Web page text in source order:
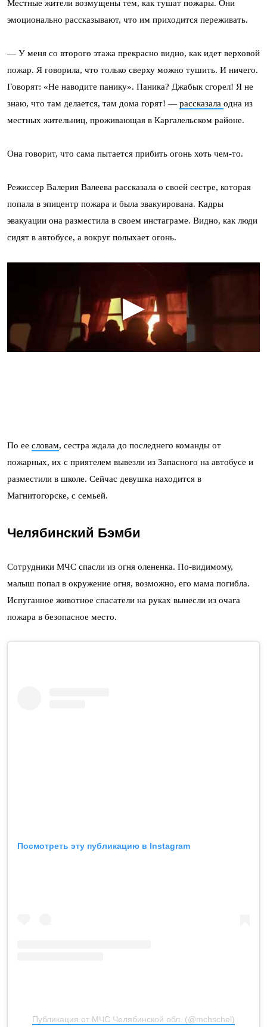
Местные жители возмущены тем, как тушат пожары. Они
эмоционально рассказывают, что им приходится переживать.
— У меня со второго этажа прекрасно видно, как идет верховой
пожар. Я говорила, что только сверху можно тушить. И ничего.
Говорят: «Не наводите панику». Паника? Джабык сгорел! Я не
знаю, что там делается, там дома горят! — рассказала одна из
местных жительниц, проживающая в Каргалельском районе.
Она говорит, что сама пытается прибить огонь хоть чем-то.
Режиссер Валерия Валеева рассказала о своей сестре, которая
попала в эпицентр пожара и была эвакуирована. Кадры
эвакуации она разместила в своем инстаграме. Видно, как люди
сидят в автобусе, а вокруг полыхает огонь.
По ее словам, сестра ждала до последнего команды от
пожарных, их с приятелем вывезли из Запасного на автобусе и
разместили в школе. Сейчас девушка находится в
Магнитогорске, с семьей.
Челябинский Бэмби
Сотрудники МЧС спасли из огня олененка. По-видимому,
малыш попал в окружение огня, возможно, его мама погибла.
Испуганное животное спасатели на руках вынесли из очага
пожара в безопасное место.
Посмотреть эту публикацию в Instagram
Публикация от МЧС Челябинской обл. (@mchschel)